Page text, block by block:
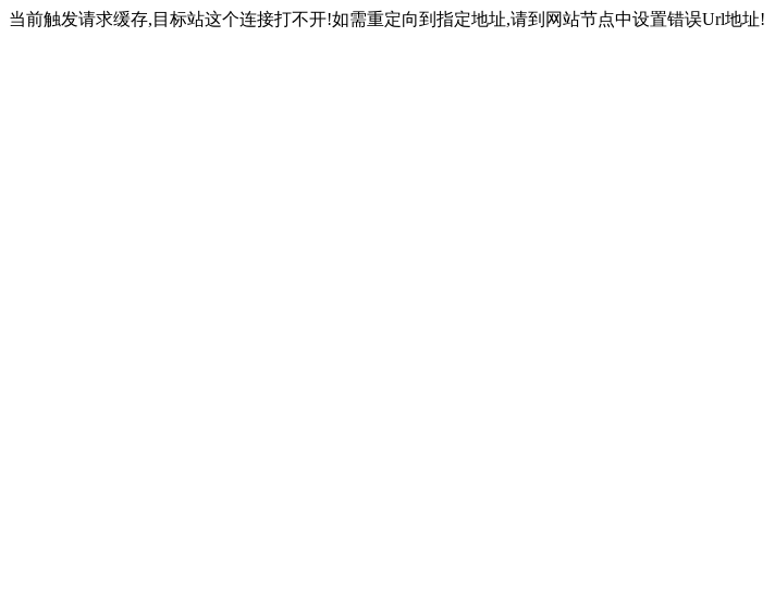
当前触发请求缓存,目标站这个连接打不开!如需重定向到指定地址,请到网站节点中设置错误Url地址!